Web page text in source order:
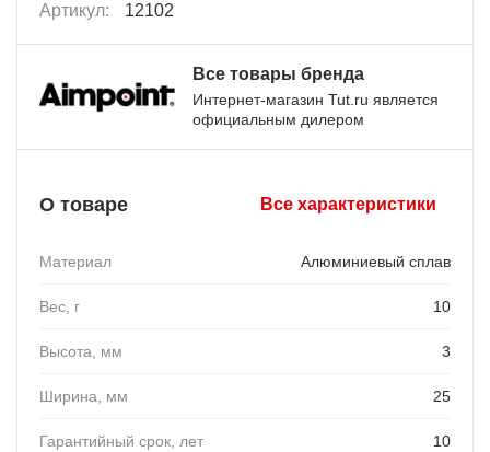
Артикул: 12102
Все товары бренда
Интернет-магазин Tut.ru является
официальным дилером
О товаре Все характеристики
Материал Алюминиевый сплав
Вес, г 10
Высота, мм 3
Ширина, мм 25
Гарантийный срок, лет 10